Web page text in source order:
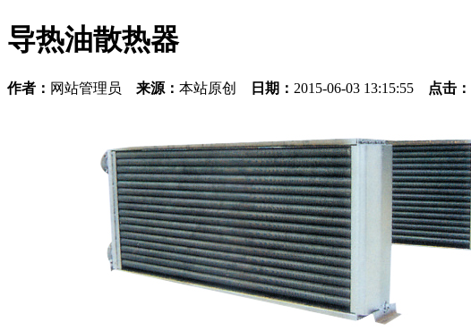
导热油散热器
作者： 网站管理员 来源： 本站原创 日期： 2015-06-03 13:15:55 点击：